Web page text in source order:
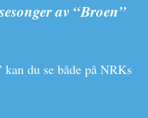
av “Broen”
du se både på NRKs